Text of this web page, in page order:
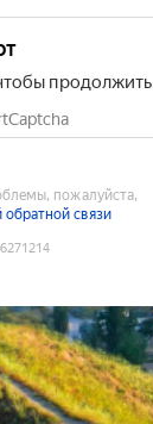
продолжить
пожалуйста,
связи